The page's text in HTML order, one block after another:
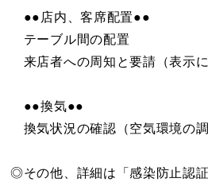
●●店内、客席配置●●
テーブル間の配置
来店者への周知と要請（表示に
●●換気●●
換気状況の確認（空気環境の
◎その他、詳細は「感染防止認